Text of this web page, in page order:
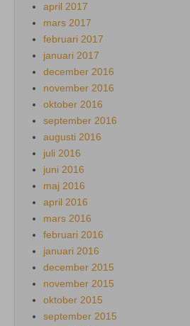
april 2017
mars 2017
februari 2017
januari 2017
december 2016
november 2016
oktober 2016
september 2016
augusti 2016
juli 2016
juni 2016
maj 2016
april 2016
mars 2016
februari 2016
januari 2016
december 2015
november 2015
oktober 2015
september 2015